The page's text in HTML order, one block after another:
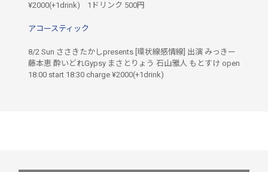
¥2000(+1drink) 1ドリンク 500円
アコースティック
8/2 Sun ささきたかしpresents [環状線感情線] 出演 みっきー
藤本恵 酔いどれGypsy まさとりょう 石山雅人 もとすけ open
18:00 start 18:30 charge ¥2000(+1drink)